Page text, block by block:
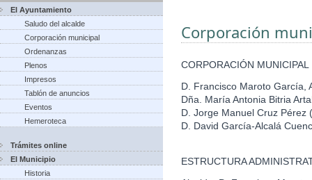
El Ayuntamiento
Saludo del alcalde
Corporación municipal
Ordenanzas
Plenos
Impresos
Tablón de anuncios
Eventos
Hemeroteca
Trámites online
El Municipio
Historia
Corporación
CORPORACIÓN MUNICIPAL
D. Francisco Maroto García,
Dña. María Antonia Bitria
D. Jorge Manuel Cruz Pérez
D. David García-Alcalá
ESTRUCTURA